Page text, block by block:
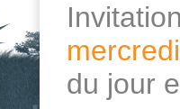
du jour